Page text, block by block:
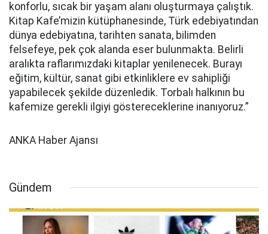
konforlu, sıcak bir yaşam alanı oluşturmaya çalıştık.
Kitap Kafe’mizin kütüphanesinde, Türk edebiyatından
dünya edebiyatına, tarihten sanata, bilimden
felsefeye, pek çok alanda eser bulunmakta. Belirli
aralıkta raflarımızdaki kitaplar yenilenecek. Burayı
eğitim, kültür, sanat gibi etkinliklere ev sahipliği
yapabilecek şekilde düzenledik. Torbalı halkının bu
kafemize gerekli ilgiyi göstereceklerine inanıyoruz.”
ANKA Haber Ajansı
Gündem